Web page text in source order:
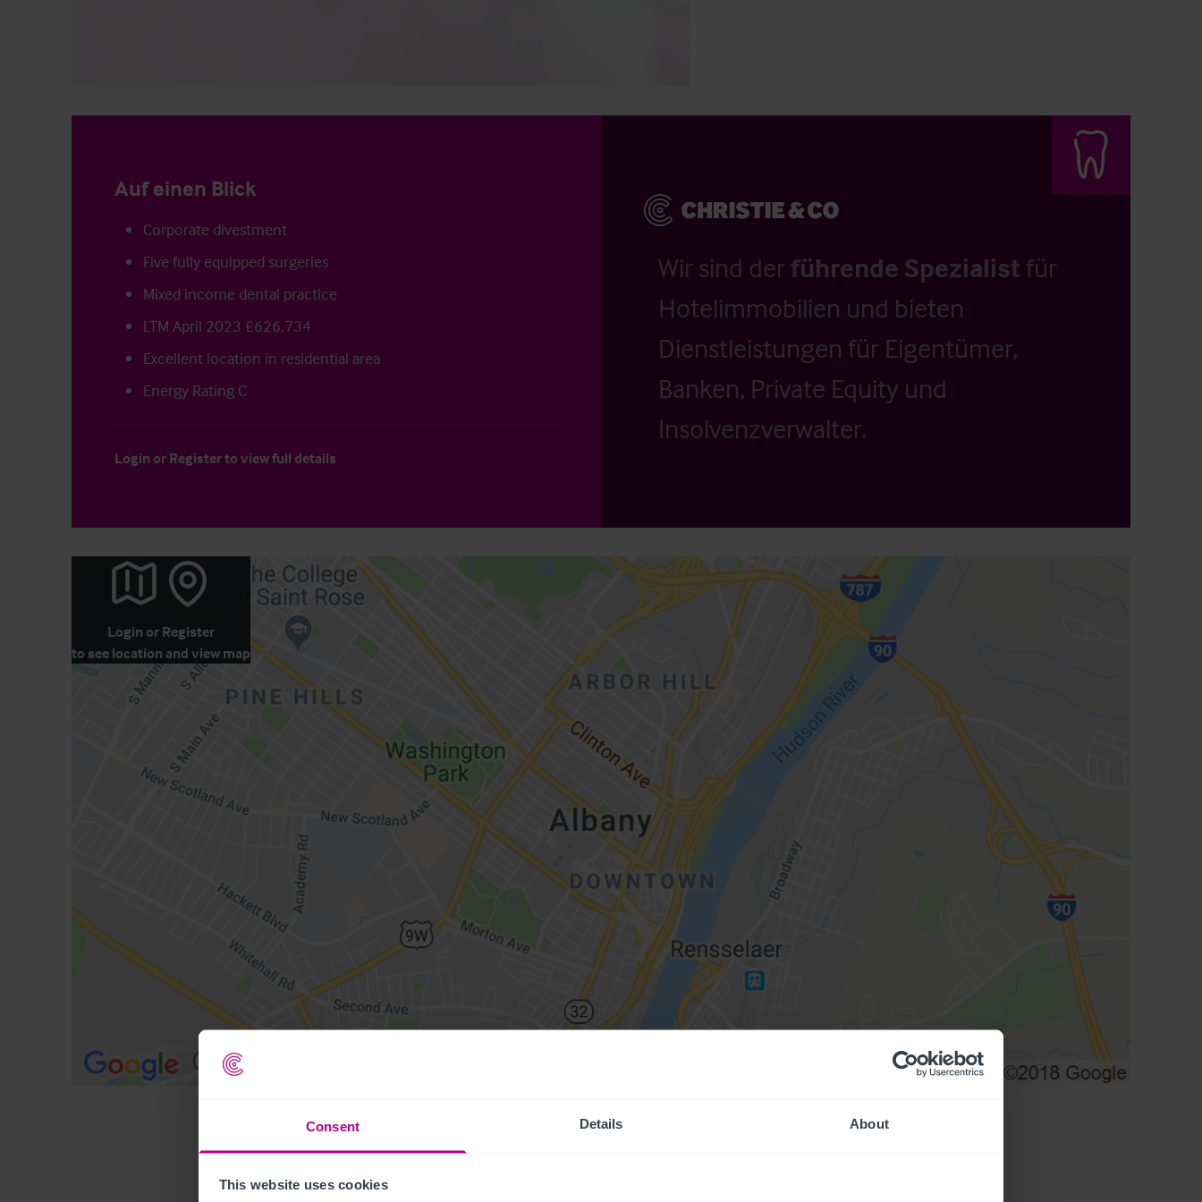
Consent Details About
This website uses cookies
Auf einen Blick
Corporate divestment
Five fully equipped surgeries
Mixed income dental practice
LTM April 2023 £626,734
Excellent location in residential area
Energy Rating C
Login or Registerto view full details
Wir sind der führende Spezialistfür
Hotelimmobilien und bieten
Dienstleistungen für Eigentümer,
Banken, Private Equity und
Insolvenzverwalter.
Login or Register
to see location and view map